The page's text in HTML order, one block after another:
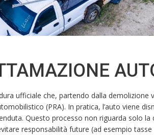
ufficiale che, partendo dalla
(PRA). In pratica, l’auto viene
Questo processo non riguarda solo
responsabilità future (ad esempio